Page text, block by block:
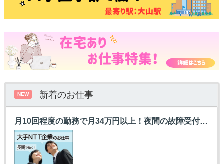
NEW 新着のお仕事
月10回程度の勤務で月34万円以上！夜間の故障受付＠西葛西